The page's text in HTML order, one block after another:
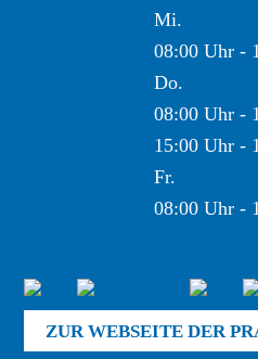
Mi.
08:00 Uhr -
Do.
08:00 Uhr -
15:00 Uhr -
Fr.
08:00 Uhr -
ZUR WEBSEITE DER